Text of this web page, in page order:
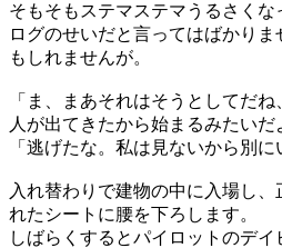
そもそもステマステマうるさく
ログのせいだと言ってはばかり
もしれませんが。
「ま、まあそれはそうとしてだ
人が出てきたから始まるみたいだ
「逃げたな。私は見ないから別に
入れ替わりで建物の中に入場し
れたシートに腰を下ろします。
しばらくするとパイロットのデ